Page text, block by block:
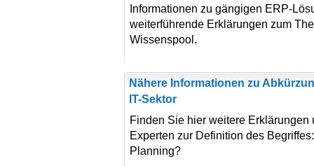
Informationen zu gängigen ERP-
weiterführende Erklärungen zum
Wissenspool.
Nähere Informationen zu
IT-Sektor
Finden Sie hier weitere
Experten zur Definition des
Planning?